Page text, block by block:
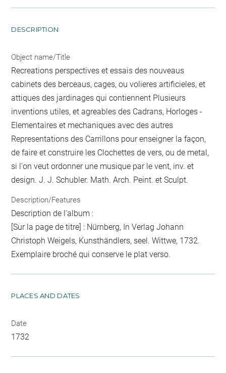
DESCRIPTION
Object name/Title
Recreations perspectives et essais des nouveaus
cabinets des berceaus, cages, ou volieres artificieles, et
attiques des jardinages qui contiennent Plusieurs
inventions utiles, et agreables des Cadrans, Horloges -
Elementaires et mechaniques avec des autres
Representations des Carrillons pour enseigner la façon,
de faire et construire les Clochettes de vers, ou de metal,
si l'on veut ordonner une musique par le vent, inv. et
design. J. J. Schubler. Math. Arch. Peint. et Sculpt.
Description/Features
Description de l'album :
[Sur la page de titre] : Nürnberg, In Verlag Johann
Christoph Weigels, Kunsthändlers, seel. Wittwe, 1732.
Exemplaire broché qui conserve le plat verso.
PLACES AND DATES
Date
1732